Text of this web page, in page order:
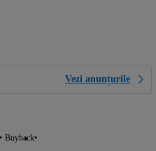
Vezi anunțurile
Buyback